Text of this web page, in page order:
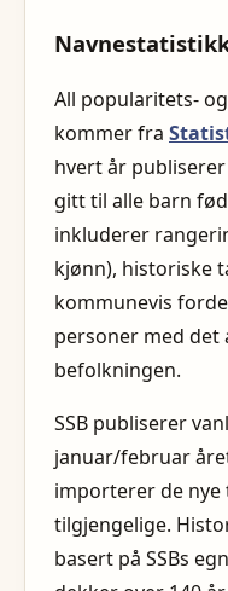
All popularitets-
kommer fra
hvert år
gitt til alle barn
inkluderer
kjønn), historiske
kommunevis
personer med det
befolkningen.
SSB publiserer
januar/februar
importerer de nye
tilgjengelige.
basert på SSBs